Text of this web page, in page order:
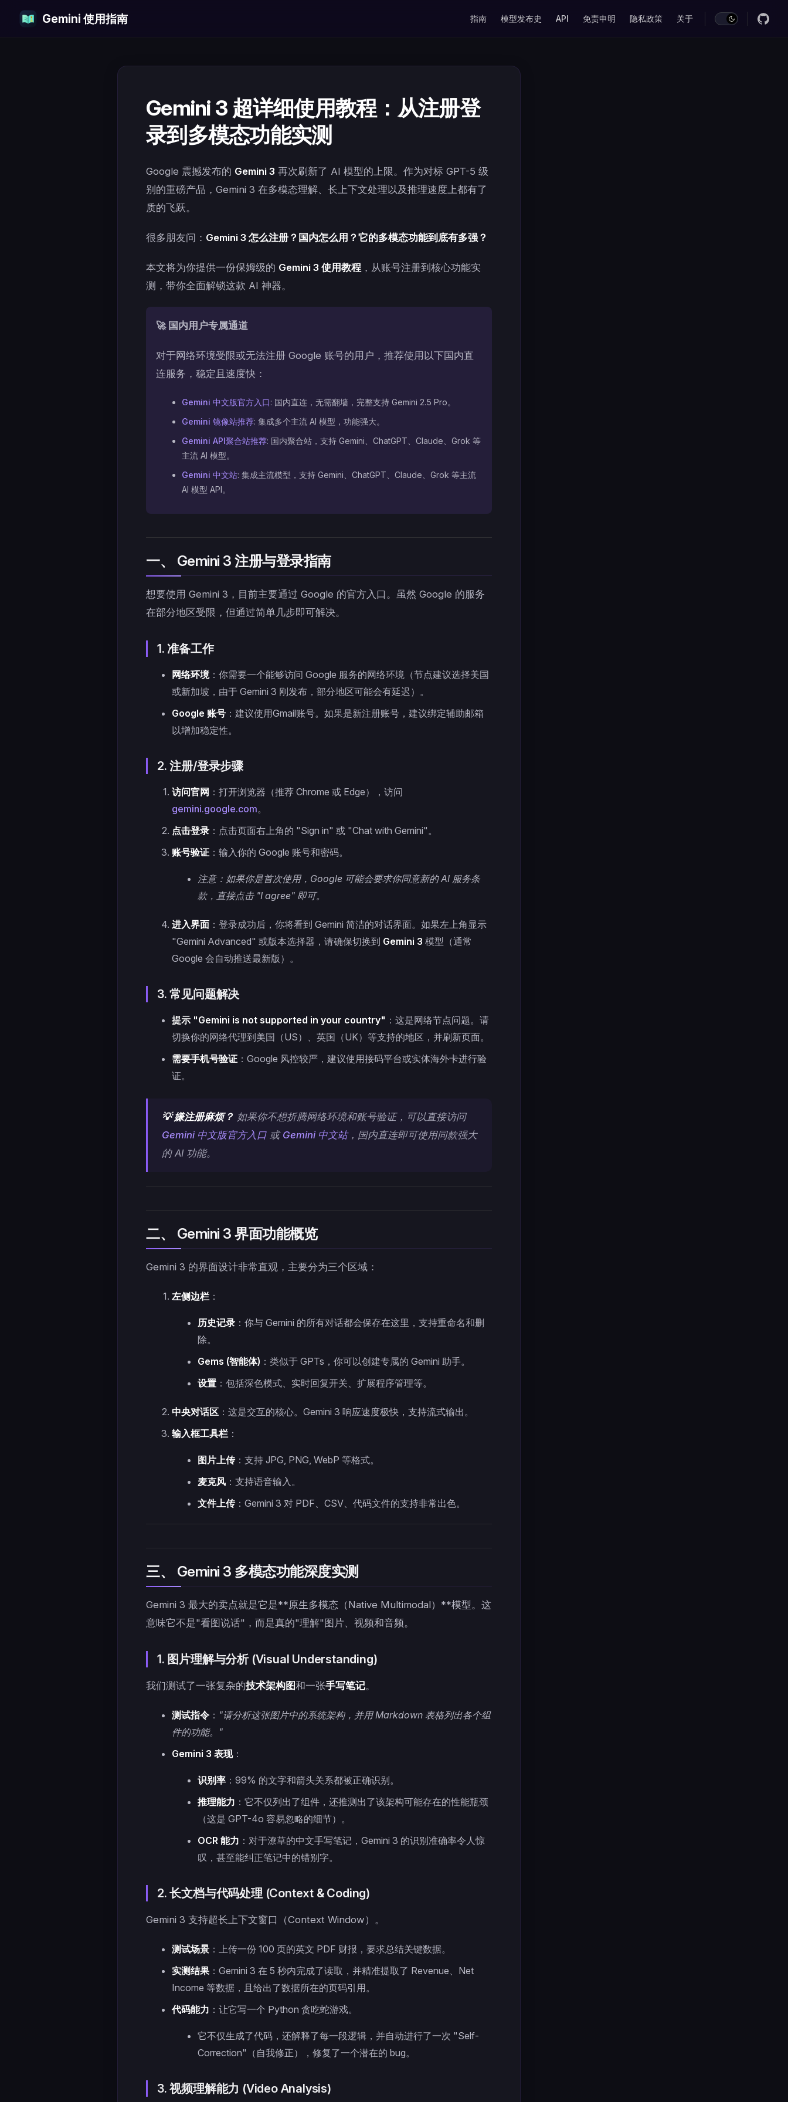
Skip to content
Gemini 使用指南 指南 模型发布史 API 免责申明 隐私政策 关于
Gemini 3 超详细使用教程：从注册登
录到多模态功能实测
Google 震撼发布的 Gemini 3 再次刷新了 AI 模型的上限。作为对标 GPT-5 级
别的重磅产品，Gemini 3 在多模态理解、长上下文处理以及推理速度上都有了
质的飞跃。
很多朋友问： Gemini 3 怎么注册？国内怎么用？它的多模态功能到底有多强？
本文将为你提供一份保姆级的 Gemini 3 使用教程 ，从账号注册到核心功能实
测，带你全面解锁这款 AI 神器。
🚀 国内用户专属通道
对于网络环境受限或无法注册 Google 账号的用户，推荐使用以下国内直
连服务，稳定且速度快：
Gemini 中文版官方入口: 国内直连，无需翻墙，完整支持 Gemini 2.5 Pro。
Gemini 镜像站推荐: 集成多个主流 AI 模型，功能强大。
Gemini API聚合站推荐: 国内聚合站，支持 Gemini、ChatGPT、Claude、Grok 等
主流 AI 模型。
Gemini 中文站: 集成主流模型，支持 Gemini、ChatGPT、Claude、Grok 等主流
AI 模型 API。
一、 Gemini 3 注册与登录指南
想要使用 Gemini 3，目前主要通过 Google 的官方入口。虽然 Google 的服务
在部分地区受限，但通过简单几步即可解决。
1. 准备工作
网络环境：你需要一个能够访问 Google 服务的网络环境（节点建议选择美国
或新加坡，由于 Gemini 3 刚发布，部分地区可能会有延迟）。
Google 账号 ：建议使用Gmail账号。如果是新注册账号，建议绑定辅助邮箱
以增加稳定性。
2. 注册/登录步骤
访问官网 ：打开浏览器（推荐 Chrome 或 Edge），访问
gemini.google.com。
点击登录 ：点击页面右上角的 "Sign in" 或 "Chat with Gemini"。
账号验证 ：输入你的 Google 账号和密码。
注意：如果你是首次使用，Google 可能会要求你同意新的 AI 服务条
款，直接点击 "I agree" 即可。
进入界面 ：登录成功后，你将看到 Gemini 简洁的对话界面。如果左上角显示
"Gemini Advanced" 或版本选择器，请确保切换到 Gemini 3 模型（通常
Google 会自动推送最新版）。
3. 常见问题解决
提示 "Gemini is not supported in your country" ：这是网络节点问题。请
切换你的网络代理到美国（US）、英国（UK）等支持的地区，并刷新页面。
需要手机号验证 ：Google 风控较严，建议使用接码平台或实体海外卡进行验
证。
💡 嫌注册麻烦？ 如果你不想折腾网络环境和账号验证，可以直接访问
Gemini 中文版官方入口 或 Gemini 中文站，国内直连即可使用同款强大
的 AI 功能。
二、 Gemini 3 界面功能概览
Gemini 3 的界面设计非常直观，主要分为三个区域：
左侧边栏 ：
历史记录 ：你与 Gemini 的所有对话都会保存在这里，支持重命名和删
除。
Gems (智能体) ：类似于 GPTs，你可以创建专属的 Gemini 助手。
设置 ：包括深色模式、实时回复开关、扩展程序管理等。
中央对话区 ：这是交互的核心。Gemini 3 响应速度极快，支持流式输出。
输入框工具栏 ：
图片上传：支持 JPG, PNG, WebP 等格式。
麦克风 ：支持语音输入。
文件上传：Gemini 3 对 PDF、CSV、代码文件的支持非常出色。
三、 Gemini 3 多模态功能深度实测
Gemini 3 最大的卖点就是它是**原生多模态（Native Multimodal）**模型。这
意味它不是"看图说话"，而是真的"理解"图片、视频和音频。
1. 图片理解与分析 (Visual Understanding)
我们测试了一张复杂的技术架构图和一张手写笔记。
测试指令 ： "请分析这张图片中的系统架构，并用 Markdown 表格列出各个组
件的功能。"
Gemini 3 表现：
识别率 ：99% 的文字和箭头关系都被正确识别。
推理能力 ：它不仅列出了组件，还推测出了该架构可能存在的性能瓶颈
（这是 GPT-4o 容易忽略的细节）。
OCR 能力 ：对于潦草的中文手写笔记，Gemini 3 的识别准确率令人惊
叹，甚至能纠正笔记中的错别字。
2. 长文档与代码处理 (Context & Coding)
Gemini 3 支持超长上下文窗口（Context Window）。
测试场景 ：上传一份 100 页的英文 PDF 财报，要求总结关键数据。
实测结果 ：Gemini 3 在 5 秒内完成了读取，并精准提取了 Revenue、Net
Income 等数据，且给出了数据所在的页码引用。
代码能力 ：让它写一个 Python 贪吃蛇游戏。
它不仅生成了代码，还解释了每一段逻辑，并自动进行了一次 "Self-
Correction"（自我修正），修复了一个潜在的 bug。
3. 视频理解能力 (Video Analysis)